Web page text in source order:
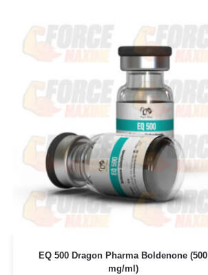
EQ 500 Dragon Pharma Boldenone (500
mg/ml)